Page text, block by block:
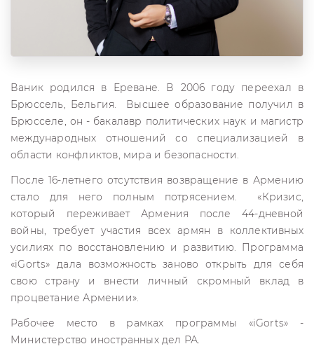
Ваник родился в Ереване. В 2006 году переехал в
Брюссель, Бельгия. Высшее образование получил в
Брюсселе, он - бакалавр политических наук и магистр
международных отношений со специализацией в
области конфликтов, мира и безопасности.
После 16-летнего отсутствия возвращение в Армению
стало для него полным потрясением. «Кризис,
который переживает Армения после 44-дневной
войны, требует участия всех армян в коллективных
усилиях по восстановлению и развитию. Программа
«iGorts» дала возможность заново открыть для себя
свою страну и внести личный скромный вклад в
процветание Армении».
Рабочее место в рамках программы «iGorts» -
Министерство иностранных дел РА.